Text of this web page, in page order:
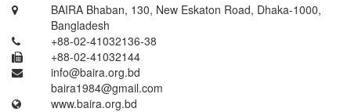
BAIRA Bhaban, 130, New Eskaton Road, Dhaka-1000,
Bangladesh
+88-02-41032136-38
+88-02-41032144
info@baira.org.bd
baira1984@gmail.com
www.baira.org.bd